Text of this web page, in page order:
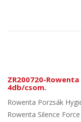
ZR200720-
4db/csom.
Rowenta Porzsák
Rowenta Silence